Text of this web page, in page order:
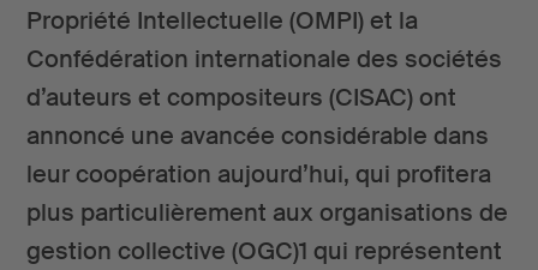
Propriété Intellectuelle (OMPI) et la
Confédération internationale des sociétés
d’auteurs et compositeurs (CISAC) ont
annoncé une avancée considérable dans
leur coopération aujourd’hui, qui profitera
plus particulièrement aux organisations de
gestion collective (OGC)1 qui représentent